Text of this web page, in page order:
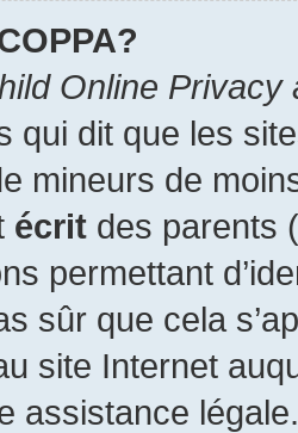
Online Privacy
qui dit que les
mineurs de
écrit des parents
permettant
sûr que cela
site Internet
assistance